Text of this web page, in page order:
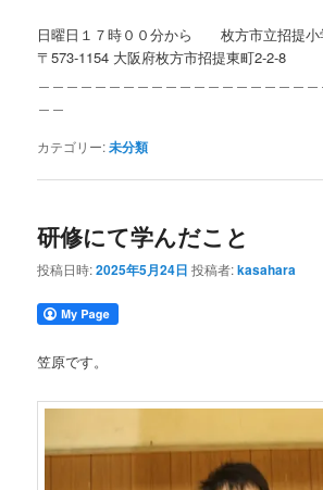
日曜日１７時００分から 枚方市立招提小
〒573-1154 大阪府枚方市招提東町2-2-8
カテゴリー:未分類
研修にて学んだこと
投稿日時:2025年5月24日 投稿者:kasahara
笠原です。